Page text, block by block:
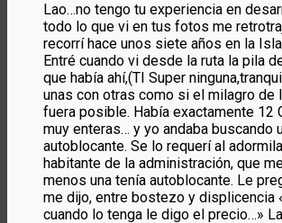
Lao…no tengo tu experiencia en
todo lo que vi en tus fotos me
recorrí hace unos siete años en la
Entré cuando vi desde la ruta la pila
que había ahí,(TI Super
unas con otras como si el milagro de
fuera posible. Había exactamente 12
muy enteras… y yo andaba buscando
autoblocante. Se lo requerí al
habitante de la administración, que
menos una tenía autoblocante. Le
me dijo, entre bostezo y displicencia
cuando lo tenga le digo el precio…»